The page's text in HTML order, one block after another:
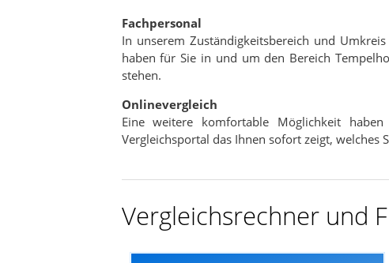
In nur wenigen Minuten
Fachpersonal
In unserem Zuständigkeitsbereich und
haben für Sie in und um den Bereich
stehen.
Onlinevergleich
Eine weitere komfortable Möglichkeit
Vergleichsportal das Ihnen sofort zeigt,
Vergleichsrechner und